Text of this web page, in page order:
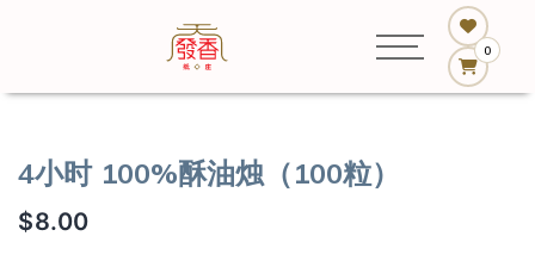
0
4小时 100%酥油烛（100粒）
$8.00